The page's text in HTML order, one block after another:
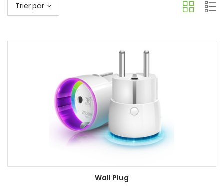
Trier par
Wall Plug